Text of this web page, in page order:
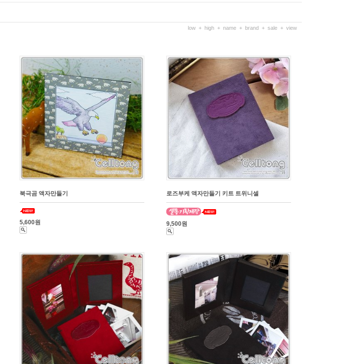
low + high + name + brand + sale + view
북극곰 액자만들기
5,600원
로즈부케 액자만들기 키트 트위니셀
9,500원